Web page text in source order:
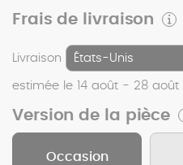
Frais de livraison
Livraison
estimée le 14 août - 28 août
Version de la pièce
Occasion